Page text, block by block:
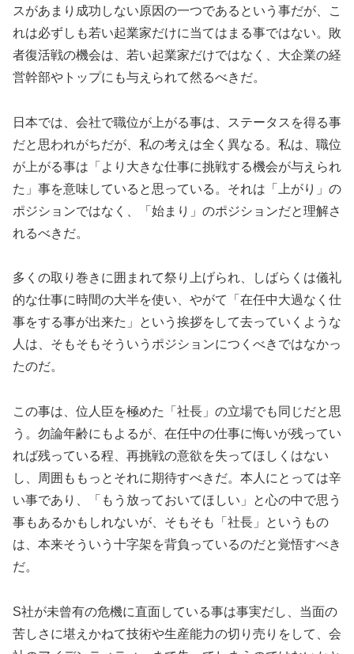
スがあまり成功しない原因の一つであるという事だが、こ
れは必ずしも若い起業家だけに当てはまる事ではない。敗
者復活戦の機会は、若い起業家だけではなく、大企業の経
営幹部やトップにも与えられて然るべきだ。
日本では、会社で職位が上がる事は、ステータスを得る事
だと思われがちだが、私の考えは全く異なる。私は、職位
が上がる事は「より大きな仕事に挑戦する機会が与えられ
た」事を意味していると思っている。それは「上がり」の
ポジションではなく、「始まり」のポジションだと理解さ
れるべきだ。
多くの取り巻きに囲まれて祭り上げられ、しばらくは儀礼
的な仕事に時間の大半を使い、やがて「在任中大過なく仕
事をする事が出来た」という挨拶をして去っていくような
人は、そもそもそういうポジションにつくべきではなかっ
たのだ。
この事は、位人臣を極めた「社長」の立場でも同じだと思
う。勿論年齢にもよるが、在任中の仕事に悔いが残ってい
れば残っている程、再挑戦の意欲を失ってほしくはない
し、周囲ももっとそれに期待すべきだ。本人にとっては辛
い事であり、「もう放っておいてほしい」と心の中で思う
事もあるかもしれないが、そもそも「社長」というもの
は、本来そういう十字架を背負っているのだと覚悟すべき
だ。
S社が未曾有の危機に直面している事は事実だし、当面の
苦しさに堪えかねて技術や生産能力の切り売りをして、会